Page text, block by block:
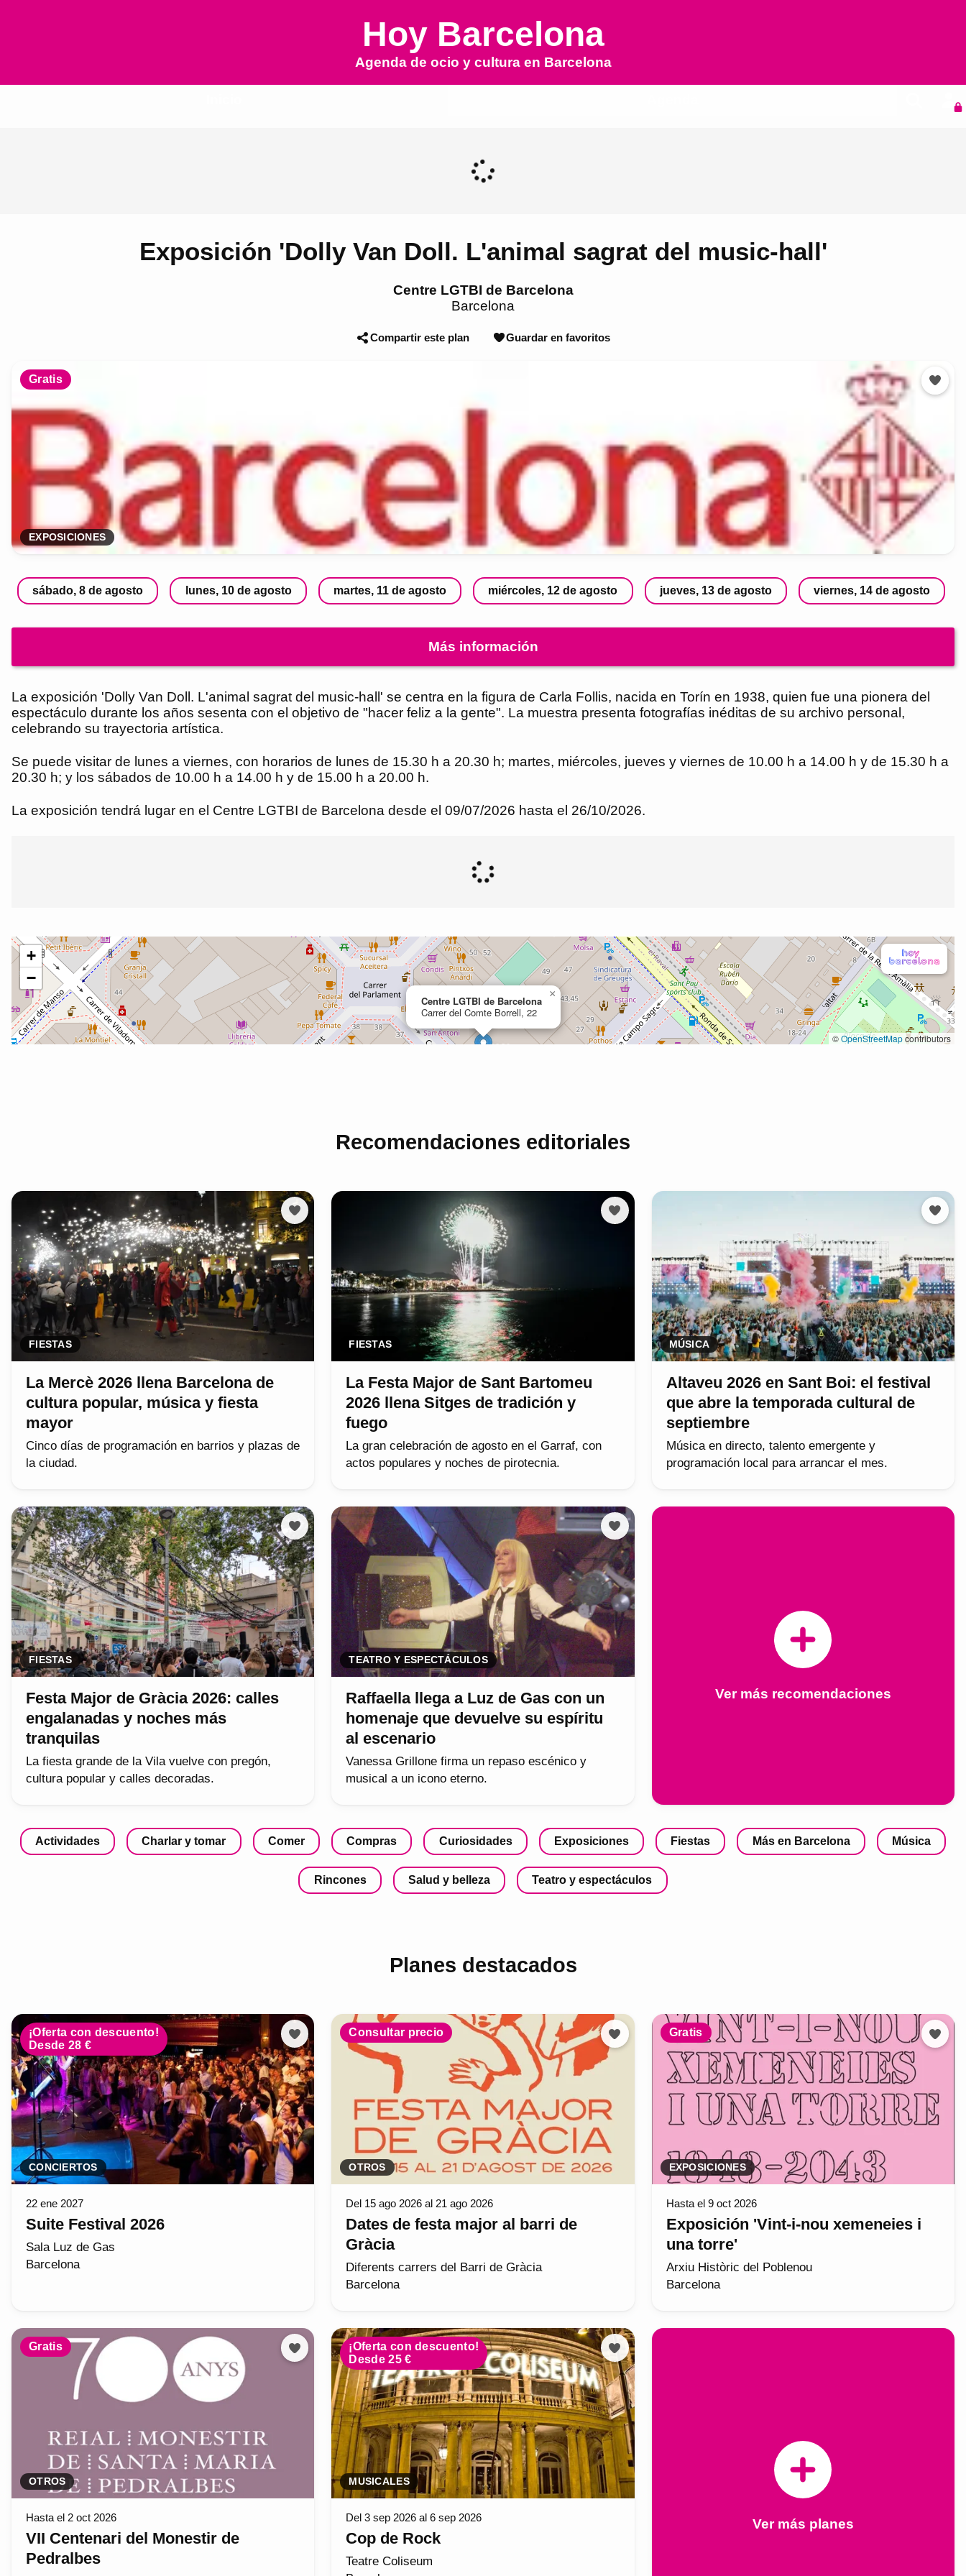
Hoy Barcelona
Agenda de ocio y cultura en Barcelona
Exposición 'Dolly Van Doll. L'animal sagrat del music-hall'
Centre LGTBI de Barcelona
Barcelona
Compartir este plan Guardar en favoritos
Gratis
EXPOSICIONES
sábado, 8 de agosto lunes, 10 de agosto martes, 11 de agosto miércoles, 12 de agosto jueves, 13 de agosto viernes, 14 de agosto
Más información
La exposición 'Dolly Van Doll. L'animal sagrat del music-hall' se centra en la figura de Carla Follis, nacida en Torín en 1938, quien fue una pionera del
espectáculo durante los años sesenta con el objetivo de "hacer feliz a la gente". La muestra presenta fotografías inéditas de su archivo personal,
celebrando su trayectoria artística.
Se puede visitar de lunes a viernes, con horarios de lunes de 15.30 h a 20.30 h; martes, miércoles, jueves y viernes de 10.00 h a 14.00 h y de 15.30 h a
20.30 h; y los sábados de 10.00 h a 14.00 h y de 15.00 h a 20.00 h.
La exposición tendrá lugar en el Centre LGTBI de Barcelona desde el 09/07/2026 hasta el 26/10/2026.
Recomendaciones editoriales
FIESTAS
La Mercè 2026 llena Barcelona de
cultura popular, música y fiesta
mayor
Cinco días de programación en barrios y plazas de
la ciudad.
FIESTAS
La Festa Major de Sant Bartomeu
2026 llena Sitges de tradición y
fuego
La gran celebración de agosto en el Garraf, con
actos populares y noches de pirotecnia.
MÚSICA
Altaveu 2026 en Sant Boi: el festival
que abre la temporada cultural de
septiembre
Música en directo, talento emergente y
programación local para arrancar el mes.
FIESTAS
Festa Major de Gràcia 2026: calles
engalanadas y noches más
tranquilas
La fiesta grande de la Vila vuelve con pregón,
cultura popular y calles decoradas.
TEATRO Y ESPECTÁCULOS
Raffaella llega a Luz de Gas con un
homenaje que devuelve su espíritu
al escenario
Vanessa Grillone firma un repaso escénico y
musical a un icono eterno.
Ver más recomendaciones
Actividades Charlar y tomar Comer Compras Curiosidades Exposiciones Fiestas Más en Barcelona Música
Rincones Salud y belleza Teatro y espectáculos
Planes destacados
¡Oferta con descuento!
Desde 28 €
CONCIERTOS
22 ene 2027
Suite Festival 2026
Sala Luz de Gas
Barcelona
Consultar precio
OTROS
Del 15 ago 2026 al 21 ago 2026
Dates de festa major al barri de
Gràcia
Diferents carrers del Barri de Gràcia
Barcelona
Gratis
EXPOSICIONES
Hasta el 9 oct 2026
Exposición 'Vint-i-nou xemeneies i
una torre'
Arxiu Històric del Poblenou
Barcelona
Gratis
OTROS
Hasta el 2 oct 2026
VII Centenari del Monestir de
Pedralbes
¡Oferta con descuento!
Desde 25 €
MUSICALES
Del 3 sep 2026 al 6 sep 2026
Cop de Rock
Teatre Coliseum
Ver más planes